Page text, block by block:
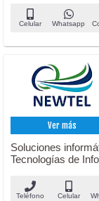
Celular Whatsapp
Ver más
Soluciones
Tecnologías de
Teléfono Celular